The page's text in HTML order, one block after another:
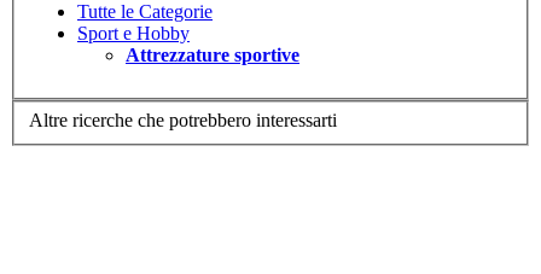
Tutte le Categorie
Sport e Hobby
Attrezzature sportive
Altre ricerche che potrebbero interessarti